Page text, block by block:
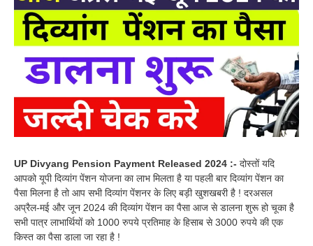
UP Divyang Pension Payment Released 2024 :- दोस्तों यदि
आपको यूपी दिव्यांग पेंशन योजना का लाभ मिलता है या पहली बार दिव्यांग पेंशन का
पैसा मिलना है तो आप सभी दिव्यांग पेंशनर के लिए बड़ी खुशखबरी है ! दरअसल
अप्रैल-मई और जून 2024 की दिव्यांग पेंशन का पैसा आज से डालना शुरू हो चूका है
सभी पात्र लाभार्थियों को 1000 रुपये प्रतिमाह के हिसाब से 3000 रुपये की एक
किस्त का पैसा डाला जा रहा है !